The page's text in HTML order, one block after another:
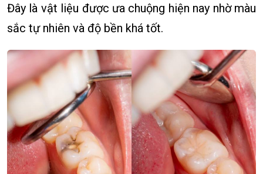
Đây là vật liệu được ưa chuộng hiện nay nhờ màu
sắc tự nhiên và độ bền khá tốt.